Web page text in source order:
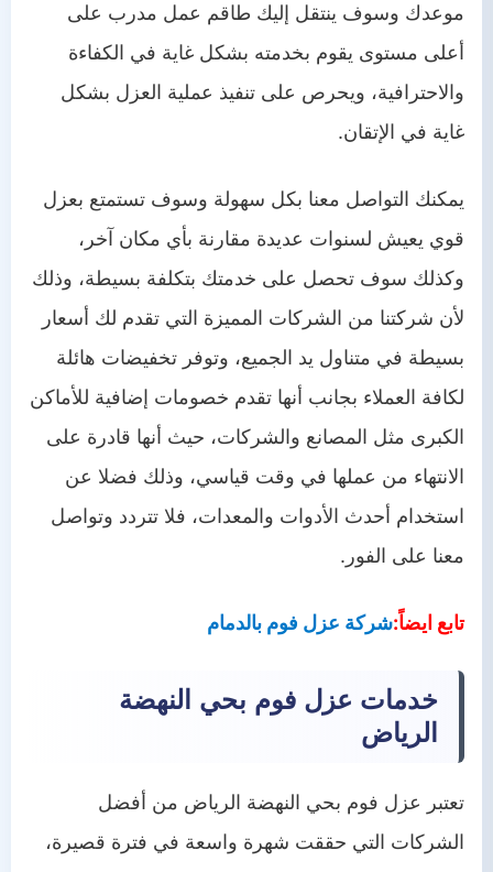
موعدك وسوف ينتقل إليك طاقم عمل مدرب على
أعلى مستوى يقوم بخدمته بشكل غاية في الكفاءة
والاحترافية، ويحرص على تنفيذ عملية العزل بشكل
غاية في الإتقان.
يمكنك التواصل معنا بكل سهولة وسوف تستمتع بعزل
قوي يعيش لسنوات عديدة مقارنة بأي مكان آخر،
وكذلك سوف تحصل على خدمتك بتكلفة بسيطة، وذلك
لأن شركتنا من الشركات المميزة التي تقدم لك أسعار
بسيطة في متناول يد الجميع، وتوفر تخفيضات هائلة
لكافة العملاء بجانب أنها تقدم خصومات إضافية للأماكن
الكبرى مثل المصانع والشركات، حيث أنها قادرة على
الانتهاء من عملها في وقت قياسي، وذلك فضلا عن
استخدام أحدث الأدوات والمعدات، فلا تتردد وتواصل
معنا على الفور.
تابع ايضاً:شركة عزل فوم بالدمام
خدمات عزل فوم بحي النهضة
الرياض
تعتبر عزل فوم بحي النهضة الرياض من أفضل
الشركات التي حققت شهرة واسعة في فترة قصيرة،